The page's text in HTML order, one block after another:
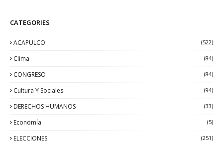
CATEGORIES
ACAPULCO (522)
Clima (84)
CONGRESO (84)
Cultura Y Sociales (94)
DERECHOS HUMANOS (33)
Economía (5)
ELECCIONES (251)